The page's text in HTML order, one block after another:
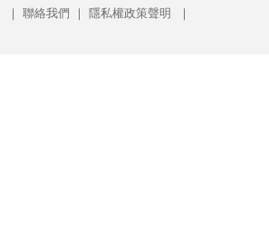
｜ 聯絡我們 ｜ 隱私權政策聲明 ｜